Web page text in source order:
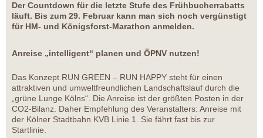
Der Countdown für die letzte Stufe des Frühbucherrabatts
läuft. Bis zum 29. Februar kann man sich noch vergünstigt
für HM- und Königsforst-Marathon anmelden.
Anreise „intelligent“ planen und ÖPNV nutzen!
Das Konzept RUN GREEN – RUN HAPPY steht für einen
attraktiven und umweltfreundlichen Landschaftslauf durch die
„grüne Lunge Kölns“. Die Anreise ist der größten Posten in der
CO2-Bilanz. Daher Empfehlung des Veranstalters: Anreise mit
der Kölner Stadtbahn KVB Linie 1. Sie fährt fast bis zur
Startlinie.